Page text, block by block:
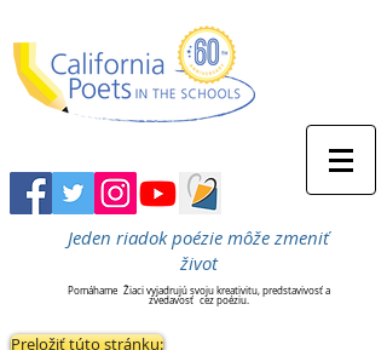
Jeden riadok poézie môže zmeniť
život
Pomáhame Žiaci vyjadrujú svoju kreativitu, predstavivosť a
zvedavosť cez poéziu.
Preložiť túto stránku: